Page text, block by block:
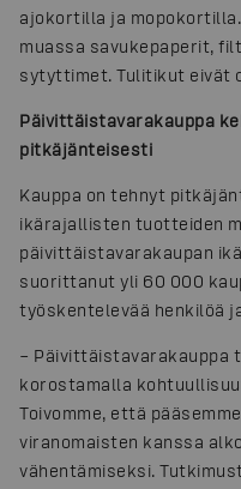
ajokortilla ja
muassa savukepaperit,
sytyttimet. Tulitikut eivät
Päivittäistavarakauppa
pitkäjänteisesti
Kauppa on tehnyt
ikärajallisten tuotteiden
päivittäistavarakaupan
suorittanut yli 60 000
työskentelevää henkilöä
– Päivittäistavarakauppa
korostamalla
Toivomme, että
viranomaisten kanssa
vähentämiseksi.